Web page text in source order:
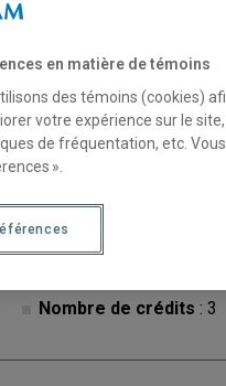
Description
Nombre de crédits : 3
en matière de témoins
des témoins (cookies)
votre expérience sur le
de fréquentation, etc.
».